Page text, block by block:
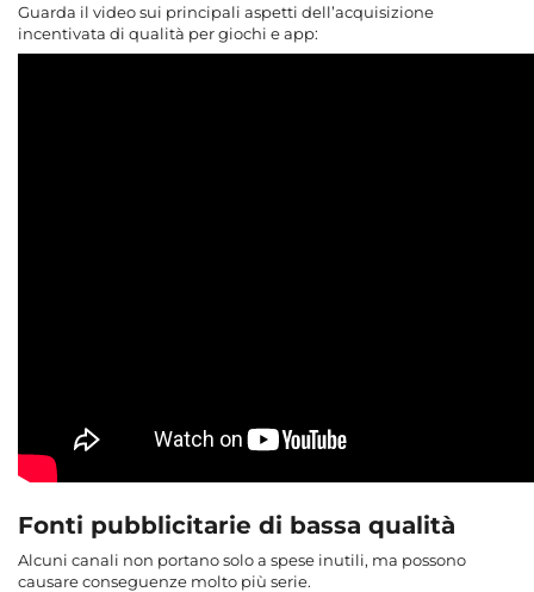
Guarda il video sui principali aspetti dell’acquisizione
incentivata di qualità per giochi e app:
Fonti pubblicitarie di bassa qualità
Alcuni canali non portano solo a spese inutili, ma possono
causare conseguenze molto più serie.